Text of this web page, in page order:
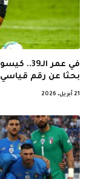
في عمر
بحثا عن رقم قياسي
21 أبريل، 2026